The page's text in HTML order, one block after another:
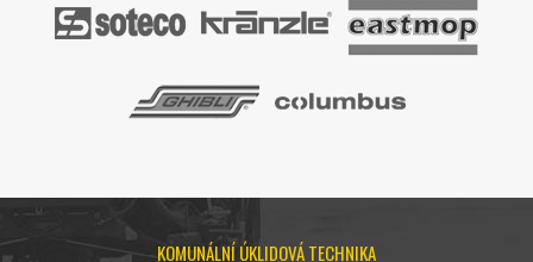
KOMUNÁLNÍ ÚKLIDOVÁ TECHNIKA